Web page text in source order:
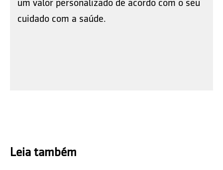
um valor personalizado de acordo com o seu
cuidado com a saúde.
Leia também